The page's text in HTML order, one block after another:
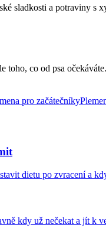
sladkosti a potraviny
toho, co od psa očekáváte.
pro začátečníky
dietu po zvracení a
kdy už nečekat a jít k